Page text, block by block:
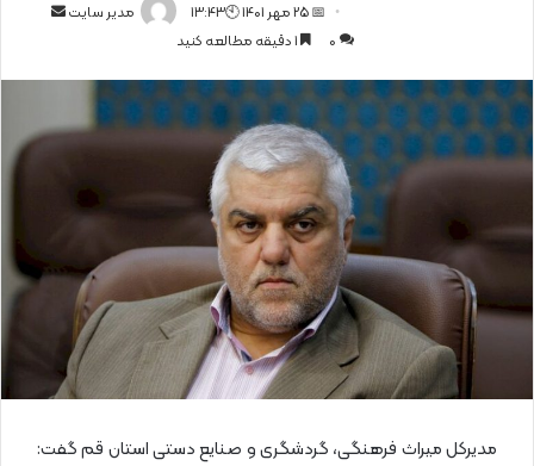
مدیر سایت
ل
ل
📅 25 مهر 1401 🕙13:43
0
مدیرکل میراث فرهنگی، گردشگری و صنایع دستی استان قم گفت: